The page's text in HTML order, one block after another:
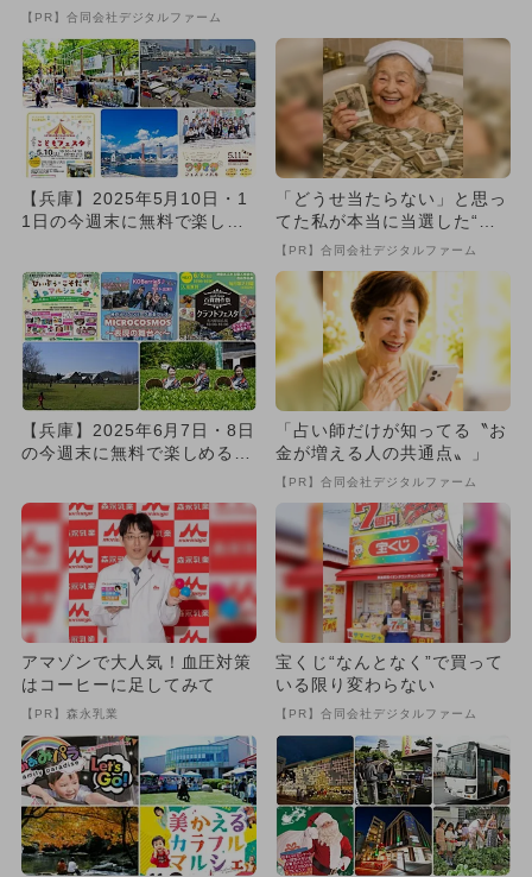
【PR】合同会社デジタルファーム
【兵庫】2025年5月10日・1
1日の今週末に無料で楽しめ
「どうせ当たらない」と思っ
てた私が本当に当選した“買
い方”がこれ
【PR】合同会社デジタルファーム
【兵庫】2025年6月7日・8日
の今週末に無料で楽しめるイ
「占い師だけが知ってる〝お
金が増える人の共通点〟」
【PR】合同会社デジタルファーム
アマゾンで大人気！血圧対策
はコーヒーに足してみて
【PR】森永乳業
宝くじ“なんとなく”で買って
いる限り変わらない
【PR】合同会社デジタルファーム